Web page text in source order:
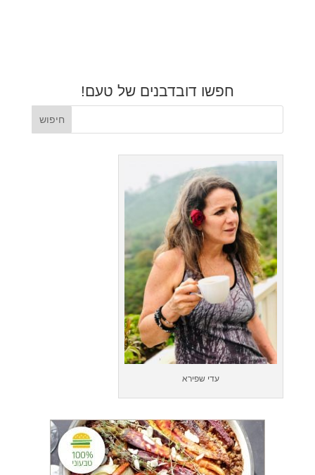
חפשו דובדבנים של טעם!
עדי שפירא